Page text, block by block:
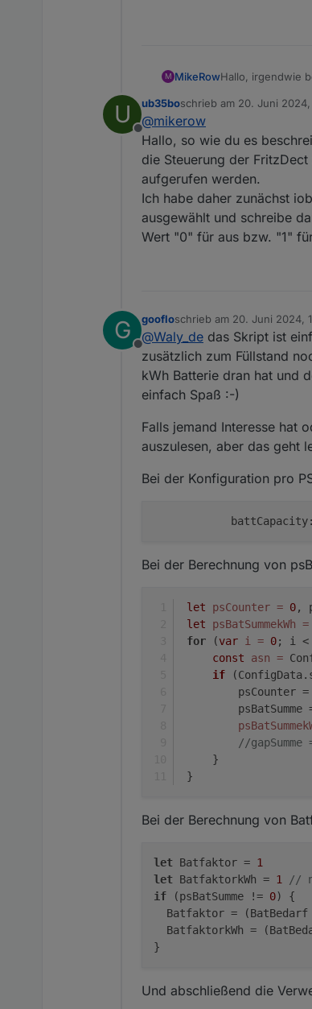
M MikeRowHallo, irgendwie
Ich habe eine
mehrfach geprüft und die Videos
jemand eine Idee
meinem Latein
Screenshot
Spoiler
U
Offline
ub35boschrieb am 20. Juni 2024,
zuletzt editiert von
@mikerow
Hallo, so wie du es
die Steuerung der
aufgerufen werden.
Ich habe daher zunächst
ausgewählt und schreibe
Wert "0" für aus bzw. "1"
G
Offline
goofloschrieb am 20. Juni 2024,
zuletzt editiert von
@Waly_de das Skript ist
zusätzlich zum Füllstand
kWh Batterie dran hat und
einfach Spaß :-)
Falls jemand Interesse hat
auszulesen, aber das geht
Bei der Konfiguration pro
Bei der Berechnung von
let psCounter = 0,
let
psBatSummekWh =
for (var i = 0; i <
const
asn =
if
psCounter
psBatSumme
//
     }
}
Bei der Berechnung von
let Batfaktor = 1
let BatfaktorkWh = 1
//
if (psBatSumme != 0) {
Batfaktor = (BatBedarf
BatfaktorkWh =
Und abschließend die